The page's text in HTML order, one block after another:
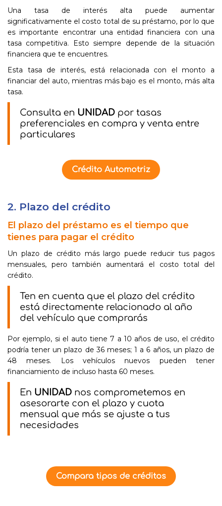
Una tasa de interés alta puede aumentar
significativamente el costo total de su préstamo, por lo que
es importante encontrar una entidad financiera con una
tasa competitiva. Esto siempre depende de la situación
financiera que te encuentres.
Esta tasa de interés, está relacionada con el monto a
financiar del auto, mientras más bajo es el monto, más alta
tasa.
Consulta en UNIDAD por tasas
preferenciales en compra y venta entre
particulares
Crédito Automotriz
2. Plazo del crédito
El plazo del préstamo es el tiempo que
tienes para pagar el crédito
Un plazo de crédito más largo puede reducir tus pagos
mensuales, pero también aumentará el costo total del
crédito.
Ten en cuenta que el plazo del crédito
está directamente relacionado al año
del vehículo que comprarás
Por ejemplo, si el auto tiene 7 a 10 años de uso, el crédito
podría tener un plazo de 36 meses; 1 a 6 años, un plazo de
48 meses. Los vehículos nuevos pueden tener
financiamiento de incluso hasta 60 meses.
En UNIDAD nos comprometemos en
asesorarte con el plazo y cuota
mensual que más se ajuste a tus
necesidades
Compara tipos de créditos